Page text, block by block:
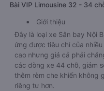
Bài VIP Limousine 32 - 34
Giới thiệu
Đây là loại xe Sân bay Nội
ứng được tiêu chí của
cao nhưng giá cả phải
các dòng xe 44 chỗ, giảm
thêm rèm che khiến không
riêng tư hơn.